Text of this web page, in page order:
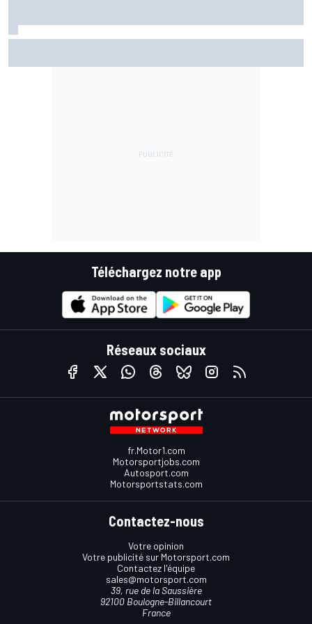
Téléchargez notre app
Réseaux sociaux
fr.Motor1.com
Motorsportjobs.com
Autosport.com
Motorsportstats.com
Contactez-nous
Votre opinion
Votre publicité sur Motorsport.com
Contactez l'équipe
sales@motorsport.com
39, rue de la Saussière
92100 Boulogne-Billancourt
France